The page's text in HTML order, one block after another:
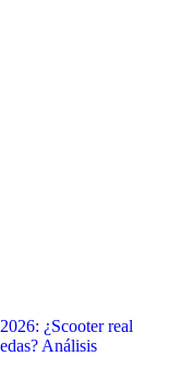
¿Scooter real
Análisis